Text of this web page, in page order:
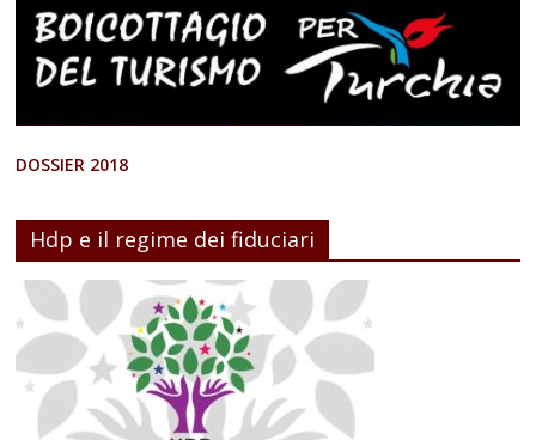
DOSSIER 2018
Hdp e il regime dei fiduciari